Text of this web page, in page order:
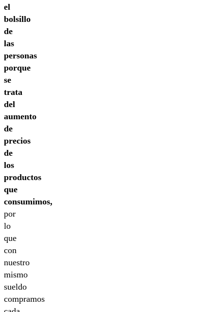
el
bolsillo
de
las
personas
porque
se
trata
del
aumento
de
precios
de
los
productos
que
consumimos,
por
lo
que
con
nuestro
mismo
sueldo
compramos